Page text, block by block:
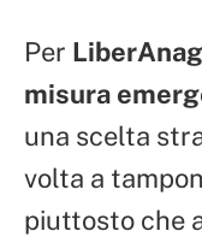
Per
misura
una scelta
volta a
piuttosto che